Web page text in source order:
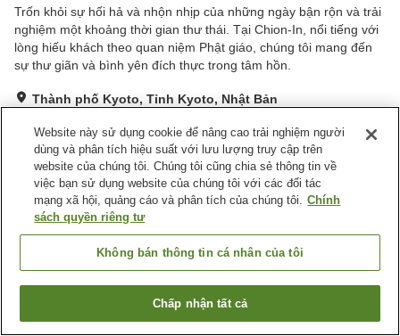
Trốn khỏi sự hối hả và nhộn nhịp của những ngày bận rộn và trải
nghiệm một khoảng thời gian thư thái. Tại Chion-In, nổi tiếng với
lòng hiếu khách theo quan niệm Phật giáo, chúng tôi mang đến
sự thư giãn và bình yên đích thực trong tâm hồn.
Thành phố Kyoto, Tỉnh Kyoto, Nhật Bản
Xuất sắc Đánh giá:135lượt
Tiện nghi chỗ nghỉ
Bãi đỗ xe
Trang chủ Nhật Bản Tỉnh Kyoto
Thành phố Kyoto
Tìm phòng trống
Website này sử dụng cookie để nâng cao trải nghiệm người
dùng và phân tích hiệu suất với lưu lượng truy cập trên
website của chúng tôi. Chúng tôi cũng chia sẻ thông tin về
việc bạn sử dụng website của chúng tôi với các đối tác
mạng xã hội, quảng cáo và phân tích của chúng tôi. Chính
sách quyền riêng tư
Không bán thông tin cá nhân của tôi
Chấp nhận tất cả